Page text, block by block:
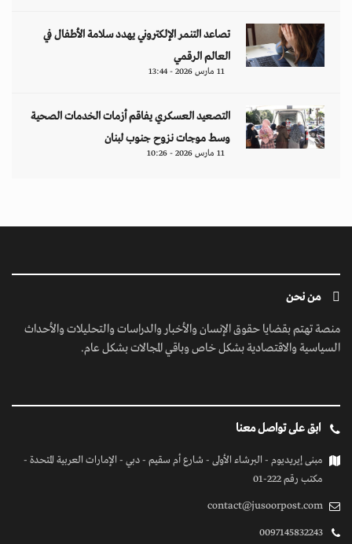
تصاعد التنمر الإلكتروني يهدد سلامة الأطفال في
العالم الرقمي
11 مارس 2026 - 13:44
التصعيد العسكري يفاقم أزمات الخدمات الصحية
وسط موجات نزوح جنوب لبنان
11 مارس 2026 - 10:26
من نحن
منصة تهتم بقضايا حقوق الإنسان والأخبار والدراسات والتحليلات والأحداث
السياسية والاقتصادية بشكل خاص وباقي المجالات بشكل عام.
ابق على تواصل معنا
مبنى إيريديوم - البرشاء الأولى - شارع أم سقيم - دبي - الإمارات العربية المتحدة -
مكتب رقم 222-01
contact@jusoorpost.com
0097145832243